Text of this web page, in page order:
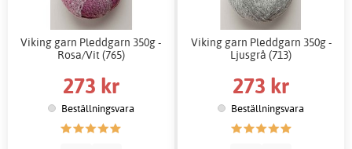
Viking garn Pleddgarn 350g -
Rosa/Vit (765)
273 kr
Beställningsvara
Viking garn Pleddgarn 350g -
Ljusgrå (713)
273 kr
Beställningsvara